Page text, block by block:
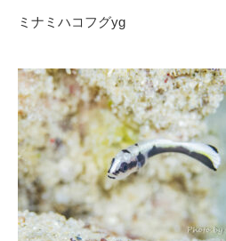
ミナミハコフグyg